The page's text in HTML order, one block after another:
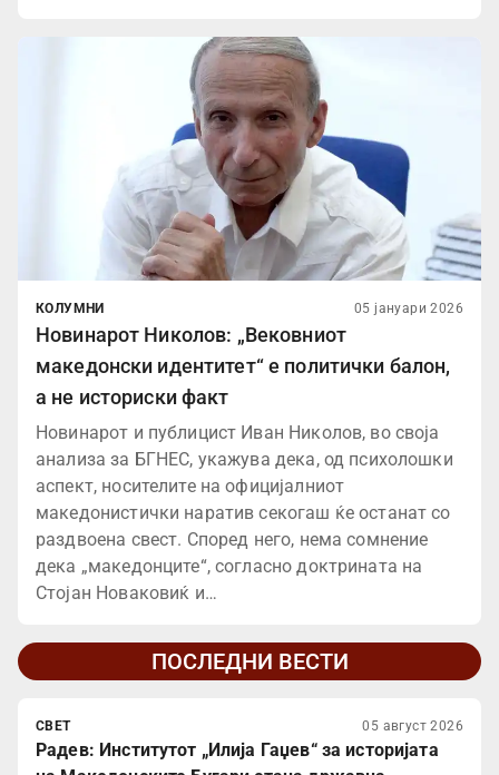
КОЛУМНИ 05 јануари 2026
Новинарот Николов: „Вековниот
македонски идентитет“ е политички балон,
а не историски факт
Новинарот и публицист Иван Николов, во своја
анализа за БГНЕС, укажува дека, од психолошки
аспект, носителите на официјалниот
македонистички наратив секогаш ќе останат со
раздвоена свест. Според него, нема сомнение
дека „македонците“, согласно доктрината на
Стојан Новаковиќ и…
ПОСЛЕДНИ ВЕСТИ
СВЕТ 05 август 2026
Радев: Институтот „Илија Гаџев“ за историјата